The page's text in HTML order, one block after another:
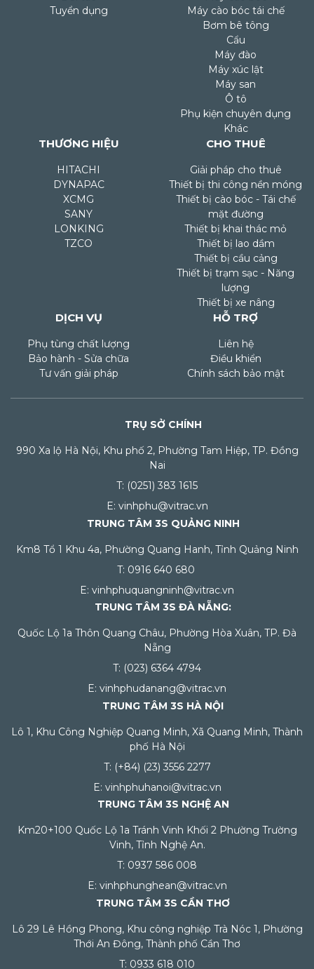
Tuyển dụng
Máy cào bóc tái chế
Bơm bê tông
Cẩu
Máy đào
Máy xúc lật
Máy san
Ô tô
Phụ kiện chuyên dụng
Khác
THƯƠNG HIỆU
HITACHI
DYNAPAC
XCMG
SANY
LONKING
TZCO
CHO THUÊ
Giải pháp cho thuê
Thiết bị thi công nền móng
Thiết bị cào bóc - Tái chế
mặt đường
Thiết bị khai thác mỏ
Thiết bị lao dầm
Thiết bị cầu cảng
Thiết bị trạm sạc - Năng
lượng
Thiết bị xe nâng
DỊCH VỤ
Phụ tùng chất lượng
Bảo hành - Sửa chữa
Tư vấn giải pháp
HỖ TRỢ
Liên hệ
Điều khiển
Chính sách bảo mật
TRỤ SỞ CHÍNH
990 Xa lộ Hà Nội, Khu phố 2, Phường Tam Hiệp, TP. Đồng
Nai
T: (0251) 383 1615
E: vinhphu@vitrac.vn
TRUNG TÂM 3S QUẢNG NINH
Km8 Tổ 1 Khu 4a, Phường Quang Hanh, Tỉnh Quảng Ninh
T: 0916 640 680
E: vinhphuquangninh@vitrac.vn
TRUNG TÂM 3S ĐÀ NẴNG:
Quốc Lộ 1a Thôn Quang Châu, Phường Hòa Xuân, TP. Đà
Nẵng
T: (023) 6364 4794
E: vinhphudanang@vitrac.vn
TRUNG TÂM 3S HÀ NỘI
Lô 1, Khu Công Nghiệp Quang Minh, Xã Quang Minh, Thành
phố Hà Nội
T: (+84) (23) 3556 2277
E: vinhphuhanoi@vitrac.vn
TRUNG TÂM 3S NGHỆ AN
Km20+100 Quốc Lộ 1a Tránh Vinh Khối 2 Phường Trường
Vinh, Tỉnh Nghệ An.
T: 0937 586 008
E: vinhphunghean@vitrac.vn
TRUNG TÂM 3S CẦN THƠ
Lô 29 Lê Hồng Phong, Khu công nghiệp Trà Nóc 1, Phường
Thới An Đông, Thành phố Cần Thơ
T: 0933 618 010